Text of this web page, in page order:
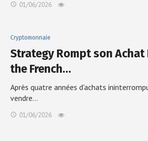
01/06/2026
Cryptomonnaie
Strategy Rompt son
the French…
Après quatre années d'achats
vendre…
01/06/2026